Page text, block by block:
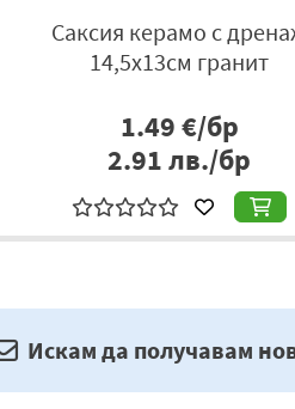
Саксия керамо с
14,5х13см гранит
1.49€/бр
2.91лв./бр
Искам да получавам